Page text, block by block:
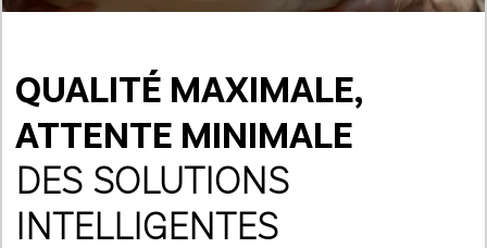
QUALITÉ MAXIMALE,
ATTENTE MINIMALE
DES SOLUTIONS
INTELLIGENTES